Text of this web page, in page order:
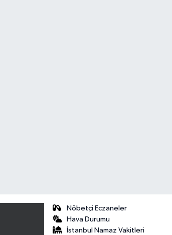
Nöbetçi Eczaneler
Hava Durumu
İstanbul Namaz Vakitleri